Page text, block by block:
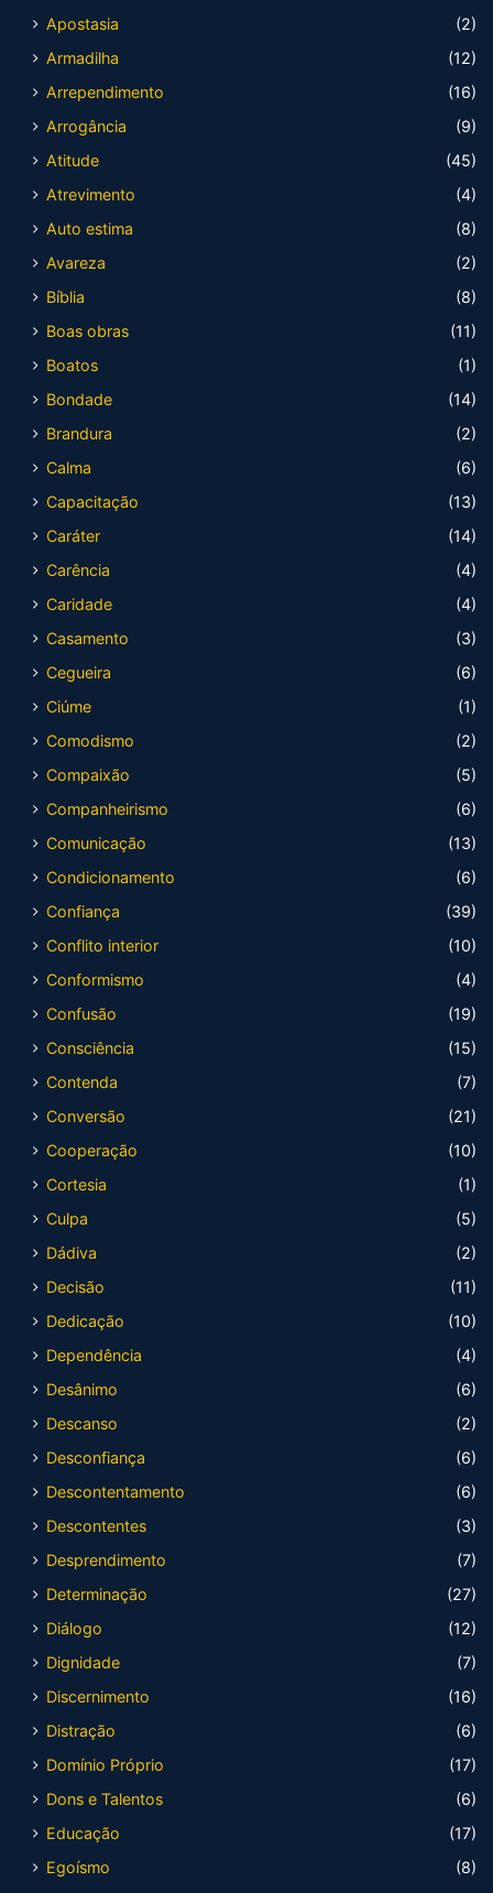
Apostasia
(2)
Armadilha
(12)
Arrependimento
(16)
Arrogância
(9)
Atitude
(45)
Atrevimento
(4)
Auto estima
(8)
Avareza
(2)
Bíblia
(8)
Boas obras
(11)
Boatos
(1)
Bondade
(14)
Brandura
(2)
Calma
(6)
Capacitação
(13)
Caráter
(14)
Carência
(4)
Caridade
(4)
Casamento
(3)
Cegueira
(6)
Ciúme
(1)
Comodismo
(2)
Compaixão
(5)
Companheirismo
(6)
Comunicação
(13)
Condicionamento
(6)
Confiança
(39)
Conflito interior
(10)
Conformismo
(4)
Confusão
(19)
Consciência
(15)
Contenda
(7)
Conversão
(21)
Cooperação
(10)
Cortesia
(1)
Culpa
(5)
Dádiva
(2)
Decisão
(11)
Dedicação
(10)
Dependência
(4)
Desânimo
(6)
Descanso
(2)
Desconfiança
(6)
Descontentamento
(6)
Descontentes
(3)
Desprendimento
(7)
Determinação
(27)
Diálogo
(12)
Dignidade
(7)
Discernimento
(16)
Distração
(6)
Domínio Próprio
(17)
Dons e Talentos
(6)
Educação
(17)
Egoísmo
(8)